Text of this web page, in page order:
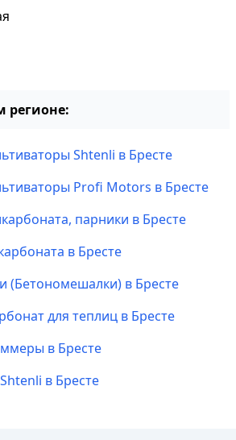
регионе:
Shtenli в Бресте
Profi Motors в Бресте
парники в Бресте
в Бресте
(Бетономешалки) в Бресте
для теплиц в Бресте
в Бресте
в Бресте